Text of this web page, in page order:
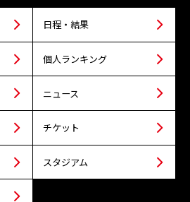
日程・結果
個人ランキング
ニュース
チケット
スタジアム